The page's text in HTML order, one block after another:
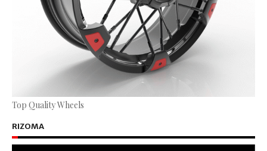
Top Quality Wheels
RIZOMA